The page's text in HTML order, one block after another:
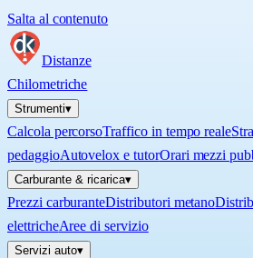
Salta al contenuto
Distanze
Chilometriche
Strumenti▾
Calcola percorsoTraffico in tempo reale
pedaggioAutovelox e tutorOrari mezzi
Carburante & ricarica▾
Prezzi carburanteDistributori metano
elettricheAree di servizio
Servizi auto▾